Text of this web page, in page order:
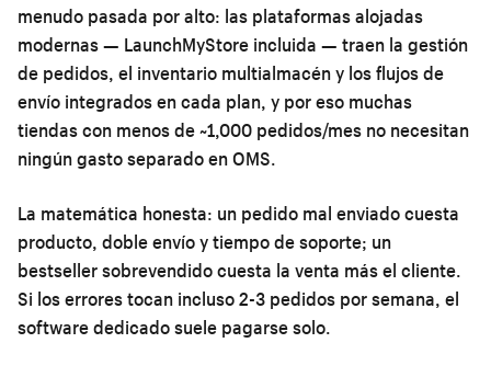
menudo pasada por alto: las plataformas alojadas
modernas — LaunchMyStore incluida — traen la gestión
de pedidos, el inventario multialmacén y los flujos de
envío integrados en cada plan, y por eso muchas
tiendas con menos de ~1,000 pedidos/mes no necesitan
ningún gasto separado en OMS.
La matemática honesta: un pedido mal enviado cuesta
producto, doble envío y tiempo de soporte; un
bestseller sobrevendido cuesta la venta más el cliente.
Si los errores tocan incluso 2-3 pedidos por semana, el
software dedicado suele pagarse solo.